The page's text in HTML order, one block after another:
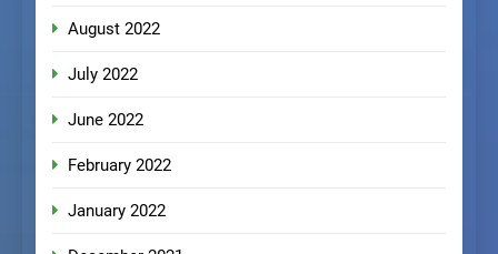
August 2022
July 2022
June 2022
February 2022
January 2022